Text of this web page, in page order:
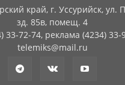
край, г. Уссурийск, ул.
зд. 85в, помещ. 4
33-72-74, реклама (4234) 33-
telemiks@mail.ru